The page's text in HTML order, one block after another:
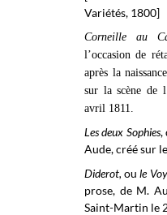
Variétés, 1800]
Corneille au
l’occasion de
après la
sur la scène de
avril 1811.
Les deux Sophies,
Aude, créé sur le
Diderot,ou le
prose, de M.
Saint-Martin le